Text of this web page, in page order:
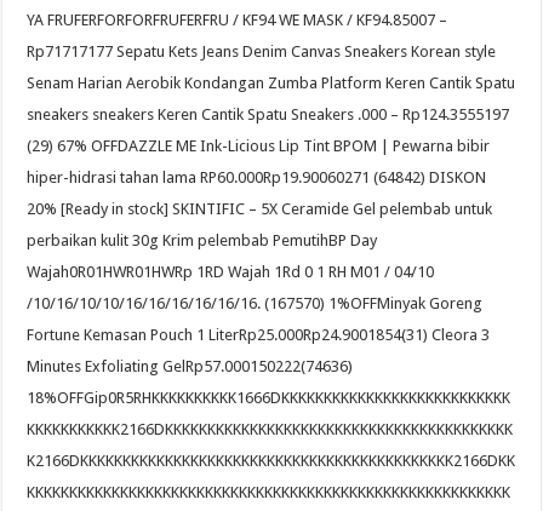
YA FRUFERFORFORFRUFERFRU / KF94 WE MASK / KF94.85007 –
Rp71717177 Sepatu Kets Jeans Denim Canvas Sneakers Korean style
Senam Harian Aerobik Kondangan Zumba Platform Keren Cantik Spatu
sneakers sneakers Keren Cantik Spatu Sneakers .000 – Rp124.3555197
(29) 67% OFFDAZZLE ME Ink-Licious Lip Tint BPOM | Pewarna bibir
hiper-hidrasi tahan lama RP60.000Rp19.90060271 (64842) DISKON
20% [Ready in stock] SKINTIFIC – 5X Ceramide Gel pelembab untuk
perbaikan kulit 30g Krim pelembab PemutihBP Day
Wajah0R01HWR01HWRp 1RD Wajah 1Rd 0 1 RH M01 / 04/10
/10/16/10/10/16/16/16/16/16/16. (167570) 1%OFFMinyak Goreng
Fortune Kemasan Pouch 1 LiterRp25.000Rp24.9001854(31) Cleora 3
Minutes Exfoliating GelRp57.000150222(74636)
18%OFFGip0R5RHKKKKKKKKKK1666DKKKKKKKKKKKKKKKKKKKKKKKKKKK
KKKKKKKKKKK2166DKKKKKKKKKKKKKKKKKKKKKKKKKKKKKKKKKKKKKKKKK
K2166DKKKKKKKKKKKKKKKKKKKKKKKKKKKKKKKKKKKKKKKKKKKK2166DKK
KKKKKKKKKKKKKKKKKKKKKKKKKKKKKKKKKKKKKKKKKKKKKKKKKKKKKKKKK